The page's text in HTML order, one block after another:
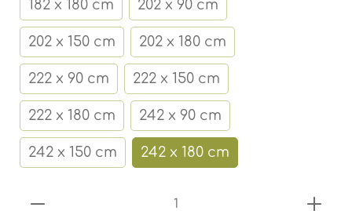
182 x 180 cm 202 x 90 cm
202 x 150 cm 202 x 180 cm
222 x 90 cm 222 x 150 cm
222 x 180 cm 242 x 90 cm
242 x 150 cm 242 x 180 cm
Produkt Anzahl: Gib den